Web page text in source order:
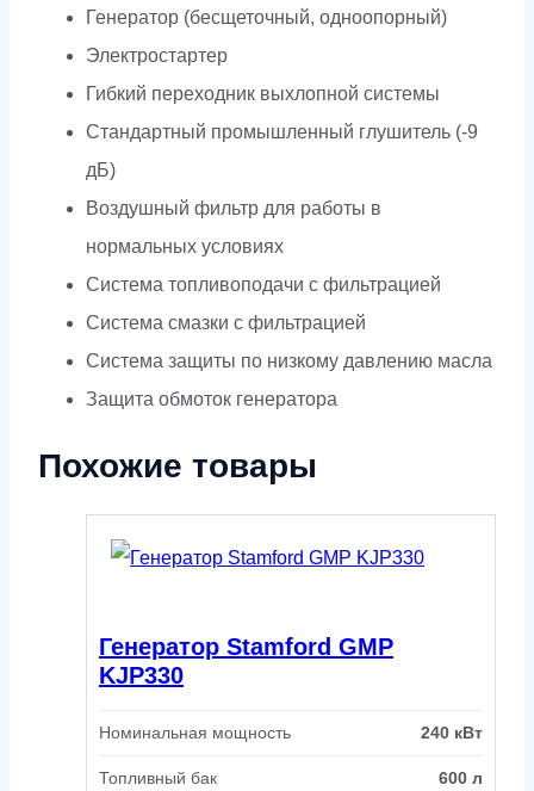
Генератор (бесщеточный, одноопорный)
Электростартер
Гибкий переходник выхлопной системы
Стандартный промышленный глушитель (-9
дБ)
Воздушный фильтр для работы в
нормальных условиях
Система топливоподачи с фильтрацией
Система смазки с фильтрацией
Система защиты по низкому давлению масла
Защита обмоток генератора
Похожие товары
Генератор Stamford GMP
KJP330
Номинальная мощность 240 кВт
Топливный бак 600 л